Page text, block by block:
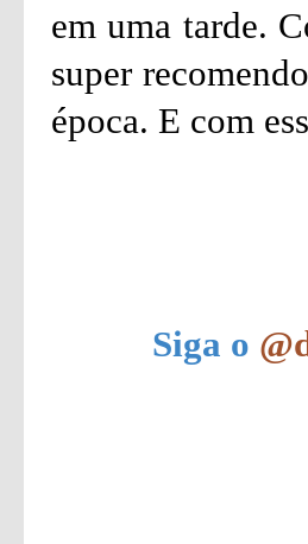
em uma tarde.
super
época. E com
Siga o